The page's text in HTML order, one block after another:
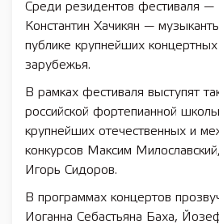
Среди резидентов фестиваля —
Константин Хачикян —
публике крупнейших
зарубежья.
В рамках фестиваля выступят
российской фортепианной
крупнейших отечественных и
конкурсов Максим
Игорь Сидоров.
В программах концертов
Иоганна Себастьяна Баха,